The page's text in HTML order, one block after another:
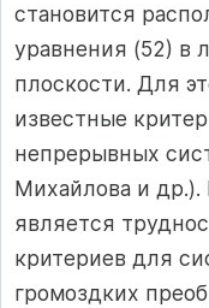
становится
уравнения (52) в
плоскости. Для
известные
непрерывных
Михайлова и др.).
является
критериев для
громоздких